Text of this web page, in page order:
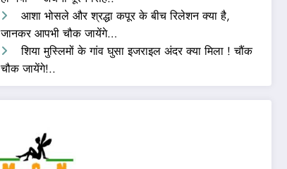
आशा भोसले और श्रद्धा कपूर के बीच रिलेशन क्या है,
जानकर आपभी चौक जायेंगे…
शिया मुस्लिमों के गांव घुसा इजराइल अंदर क्या मिला ! चौंक
चौक जायेंगे!..